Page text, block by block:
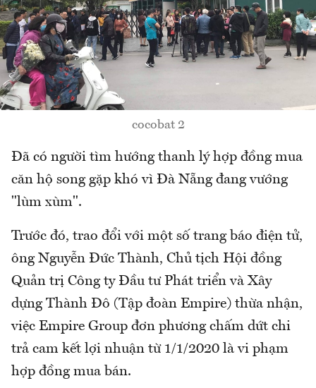
cocobat 2
Đã có người tìm hướng thanh lý hợp đồng mua
căn hộ song gặp khó vì Đà Nẵng đang vướng
"lùm xùm".
Trước đó, trao đổi với một số trang báo điện tử,
ông Nguyễn Đức Thành, Chủ tịch Hội đồng
Quản trị Công ty Đầu tư Phát triển và Xây
dựng Thành Đô (Tập đoàn Empire) thừa nhận,
việc Empire Group đơn phương chấm dứt chi
trả cam kết lợi nhuận từ 1/1/2020 là vi phạm
hợp đồng mua bán.